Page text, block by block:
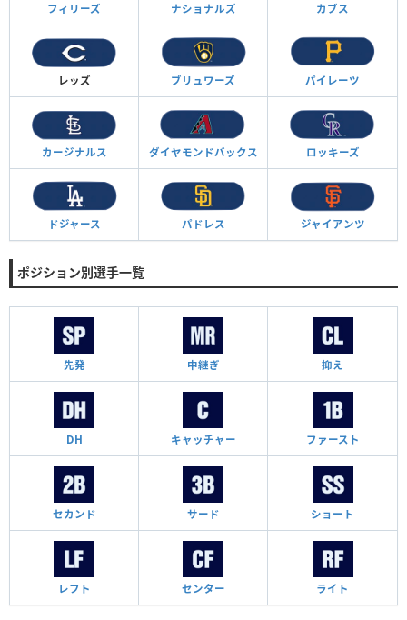
フィリーズ ナショナルズ カブス
レッズ ブリュワーズ パイレーツ
カージナルス ダイヤモンドバックス ロッキーズ
ドジャース パドレス ジャイアンツ
ポジション別選手一覧
先発 中継ぎ 抑え
DH キャッチャー ファースト
セカンド サード ショート
レフト センター ライト